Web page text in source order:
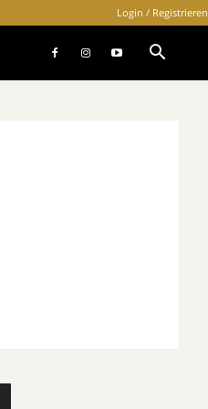
Login / Registrieren